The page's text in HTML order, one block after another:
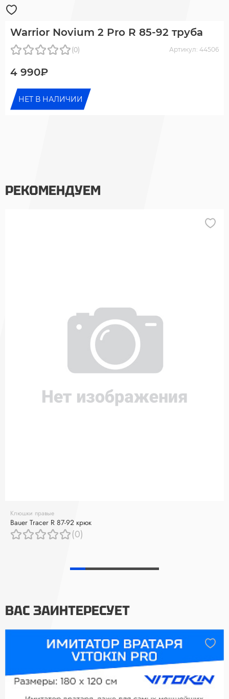
Warrior Novium 2 Pro R 85-92 труба
(0) Артикул: 44506
4 990₽
НЕТ В НАЛИЧИИ
РЕКОМЕНДУЕМ
Клюшки правые
Bauer Tracer R 87-92 крюк
(0)
ВАС ЗАИНТЕРЕСУЕТ